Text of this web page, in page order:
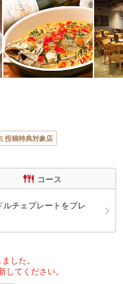
投稿特典対象店
コース
チェプレートをプレ
した。
てください。